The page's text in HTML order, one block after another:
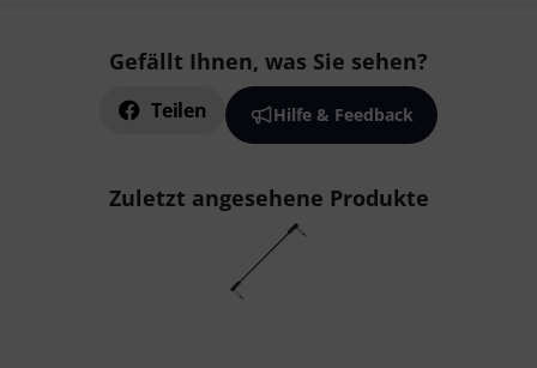
Gefällt Ihnen, was Sie sehen?
Teilen Hilfe & Feedback
Zuletzt angesehene Produkte